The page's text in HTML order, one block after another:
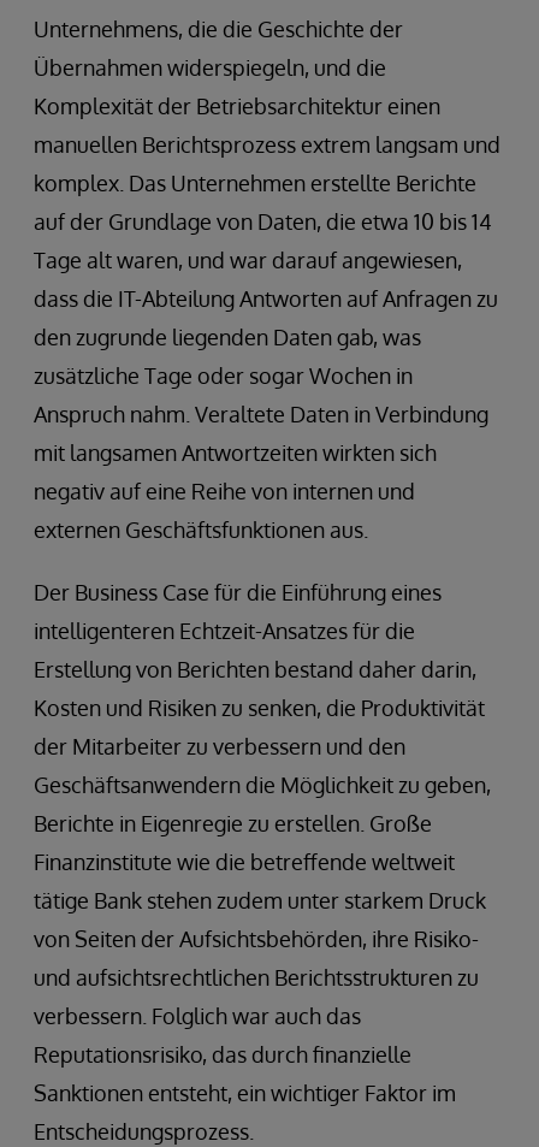
Unternehmens, die die Geschichte der
Übernahmen widerspiegeln, und die
Komplexität der Betriebsarchitektur einen
manuellen Berichtsprozess extrem langsam und
komplex. Das Unternehmen erstellte Berichte
auf der Grundlage von Daten, die etwa 10 bis 14
Tage alt waren, und war darauf angewiesen,
dass die IT-Abteilung Antworten auf Anfragen zu
den zugrunde liegenden Daten gab, was
zusätzliche Tage oder sogar Wochen in
Anspruch nahm. Veraltete Daten in Verbindung
mit langsamen Antwortzeiten wirkten sich
negativ auf eine Reihe von internen und
externen Geschäftsfunktionen aus.
Der Business Case für die Einführung eines
intelligenteren Echtzeit-Ansatzes für die
Erstellung von Berichten bestand daher darin,
Kosten und Risiken zu senken, die Produktivität
der Mitarbeiter zu verbessern und den
Geschäftsanwendern die Möglichkeit zu geben,
Berichte in Eigenregie zu erstellen. Große
Finanzinstitute wie die betreffende weltweit
tätige Bank stehen zudem unter starkem Druck
von Seiten der Aufsichtsbehörden, ihre Risiko-
und aufsichtsrechtlichen Berichtsstrukturen zu
verbessern. Folglich war auch das
Reputationsrisiko, das durch finanzielle
Sanktionen entsteht, ein wichtiger Faktor im
Entscheidungsprozess.